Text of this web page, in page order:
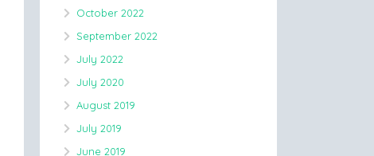
October 2022
September 2022
July 2022
July 2020
August 2019
July 2019
June 2019